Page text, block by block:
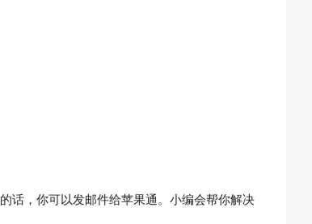
话，你可以发邮件给苹果通。小编会帮你解决